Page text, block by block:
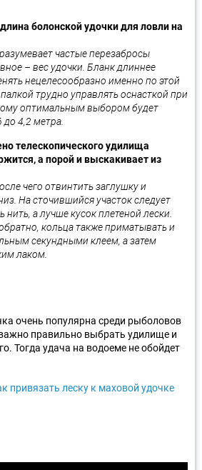
болонской удочки для ловли на
частые перезабросы
– вес удочки. Бланк длиннее
нецелесообразно именно по этой
трудно управлять оснасткой при
оптимальным выбором будет
4,2 метра.
телескопического удилища
а порой и выскакивает из
чего отвинтить заглушку и
На сточившийся участок следует
нить, а лучше кусок плетеной лески.
кольца также приматывать и
секундными клеем, а затем
лаком.
очень популярна среди рыболовов
правильно выбрать удилище и
Тогда удача на водоеме не обойдет
привязать леску к маховой удочке